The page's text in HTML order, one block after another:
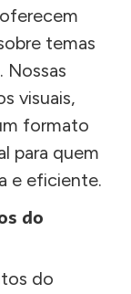
temas
Nossas
visuais,
formato
para quem
e eficiente.
do
do